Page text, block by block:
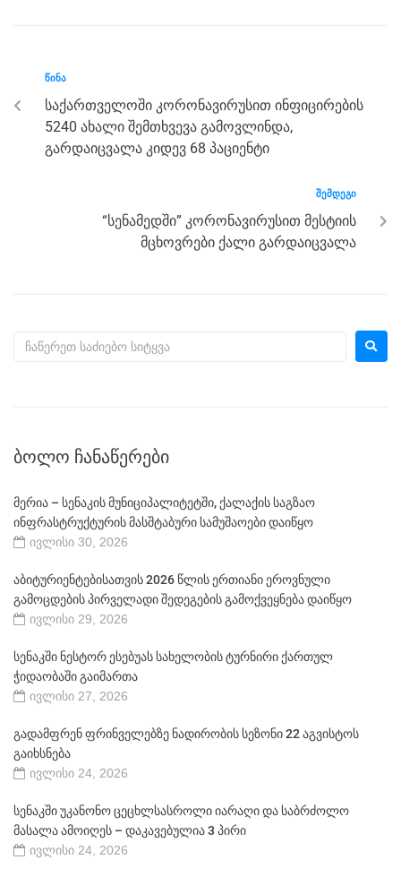
b
o
o
k
g
er
m p
p
ᲬᲘᲜᲐ
საქართველოში კორონავირუსით ინფიცირების
5240 ახალი შემთხვევა გამოვლინდა,
გარდაიცვალა კიდევ 68 პაციენტი
ᲨᲔᲛᲓᲔᲒᲘ
“სენამედში” კორონავირუსით მესტიის
მცხოვრები ქალი გარდაიცვალა
ᲑᲝᲚᲝ ᲩᲐᲜᲐᲬᲔᲠᲔᲑᲘ
მერია – სენაკის მუნიციპალიტეტში, ქალაქის საგზაო
ინფრასტრუქტურის მასშტაბური სამუშაოები დაიწყო
ივლისი 30, 2026
აბიტურიენტებისათვის 2026 წლის ერთიანი ეროვნული
გამოცდების პირველადი შედეგების გამოქვეყნება დაიწყო
ივლისი 29, 2026
სენაკში ნესტორ ესებუას სახელობის ტურნირი ქართულ
ჭიდაობაში გაიმართა
ივლისი 27, 2026
გადამფრენ ფრინველებზე ნადირობის სეზონი 22 აგვისტოს
გაიხსნება
ივლისი 24, 2026
სენაკში უკანონო ცეცხლსასროლი იარაღი და საბრძოლო
მასალა ამოიღეს – დაკავებულია 3 პირი
ივლისი 24, 2026